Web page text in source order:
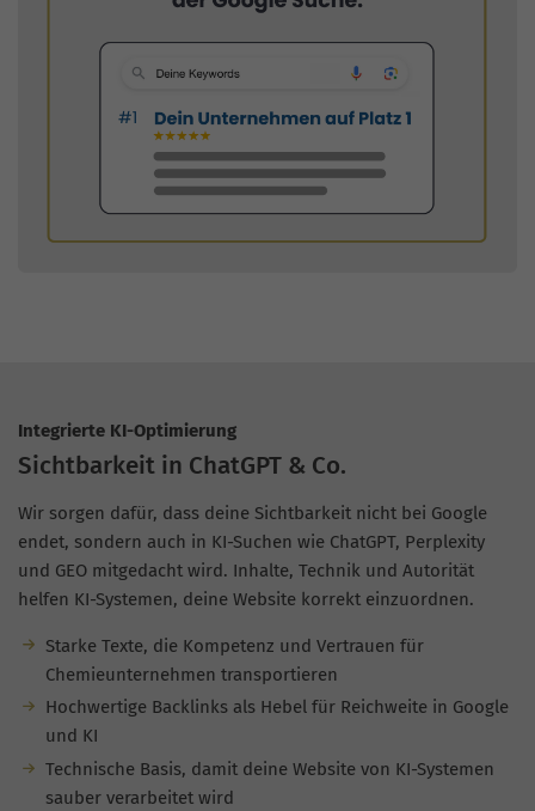
Integrierte KI-Optimierung
Sichtbarkeit in ChatGPT & Co.
Wir sorgen dafür, dass deine Sichtbarkeit nicht bei Google
endet, sondern auch in KI-Suchen wie ChatGPT, Perplexity
und GEO mitgedacht wird. Inhalte, Technik und Autorität
helfen KI-Systemen, deine Website korrekt einzuordnen.
Starke Texte, die Kompetenz und Vertrauen für
Chemieunternehmen transportieren
Hochwertige Backlinks als Hebel für Reichweite in Google
und KI
Technische Basis, damit deine Website von KI-Systemen
sauber verarbeitet wird